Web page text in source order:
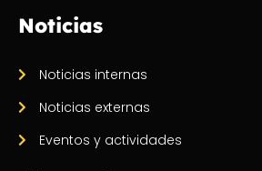
Noticias
Noticias internas
Noticias externas
Eventos y actividades